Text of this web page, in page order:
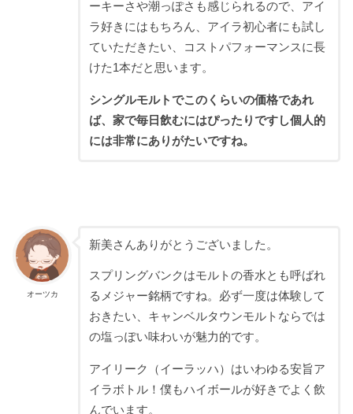
ーキーさや潮っぽさも感じられるので、アイ
ラ好きにはもちろん、アイラ初心者にも試し
ていただきたい、コストパフォーマンスに長
けた1本だと思います。
シングルモルトでこのくらいの価格であれ
ば、家で毎日飲むにはぴったりですし個人的
には非常にありがたいですね。
オーツカ
新美さんありがとうございました。
スプリングバンクはモルトの香水とも呼ばれ
るメジャー銘柄ですね。必ず一度は体験して
おきたい、キャンベルタウンモルトならでは
の塩っぽい味わいが魅力的です。
アイリーク（イーラッハ）はいわゆる安旨ア
イラボトル！僕もハイボールが好きでよく飲
んでいます。